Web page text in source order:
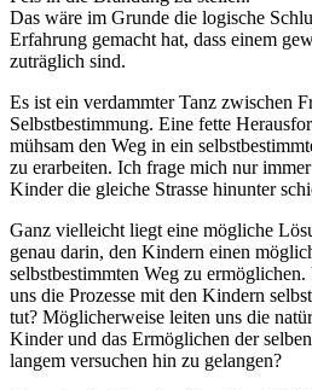
Das wäre im Grunde die logische
Erfahrung gemacht hat, dass einem
zuträglich sind.
Es ist ein verdammter Tanz zwischen
Selbstbestimmung. Eine fette
mühsam den Weg in ein
zu erarbeiten. Ich frage mich nur
Kinder die gleiche Strasse hinunter
Ganz vielleicht liegt eine mögliche
genau darin, den Kindern einen
selbstbestimmten Weg zu
uns die Prozesse mit den Kindern
tut? Möglicherweise leiten uns die
Kinder und das Ermöglichen der
langem versuchen hin zu gelangen?